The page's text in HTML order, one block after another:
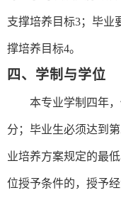
支撑培养目标3；毕业
撑培养目标4。
四、学制与学位
本专业学制四年
分；毕业生必须达到
业培养方案规定的最
位授予条件的， 授予经